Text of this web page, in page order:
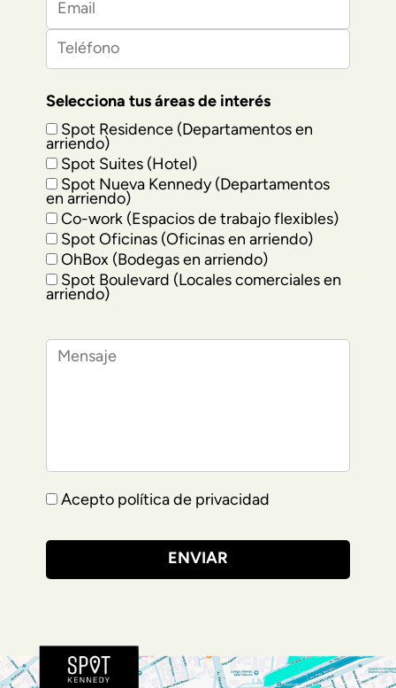
Selecciona tus áreas de interés
Spot Residence (Departamentos en
arriendo)
Spot Suites (Hotel)
Spot Nueva Kennedy (Departamentos
en arriendo)
Co-work (Espacios de trabajo flexibles)
Spot Oficinas (Oficinas en arriendo)
OhBox (Bodegas en arriendo)
Spot Boulevard (Locales comerciales en
arriendo)
Acepto política de privacidad
ENVIAR